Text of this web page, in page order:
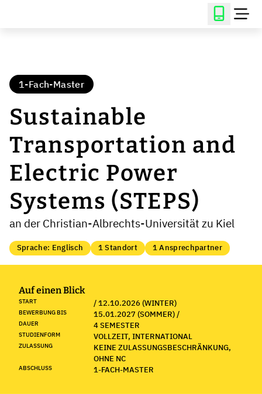
1-Fach-Master
Sustainable
Transportation and
Electric Power
Systems (STEPS)
an der Christian-Albrechts-Universität zu Kiel
Sprache: Englisch 1 Standort 1 Ansprechpartner
Auf einen Blick
START / 12.10.2026 (WINTER)
BEWERBUNG BIS 15.01.2027 (SOMMER) /
DAUER 4 SEMESTER
STUDIENFORM VOLLZEIT, INTERNATIONAL
ZULASSUNG
KEINE ZULASSUNGSBESCHRÄNKUNG,
OHNE NC
ABSCHLUSS 1-FACH-MASTER